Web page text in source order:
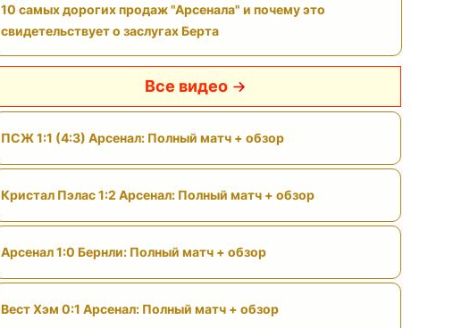
10 самых дорогих продаж "Арсенала" и почему это
свидетельствует о заслугах Берта
Все видео
ПСЖ 1:1 (4:3) Арсенал: Полный матч + обзор
Кристал Пэлас 1:2 Арсенал: Полный матч + обзор
Арсенал 1:0 Бернли: Полный матч + обзор
Вест Хэм 0:1 Арсенал: Полный матч + обзор